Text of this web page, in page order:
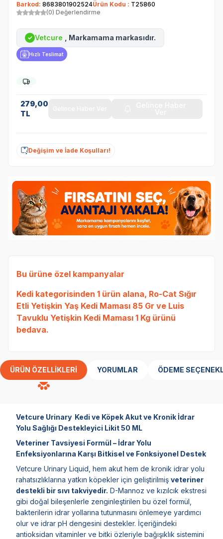
Barkod: 8683801902524Ürün Kodu : T25860
(0) Değerlendirme
✓ Vetcure , Markamama markasıdır.
Hızlı Teslimat
279,00
TL
Değişim ve İade Koşulları!
Bu ürüne özel kampanyalar
Kedi kategorisinden 1 ürün alana, Ro-Cat Sığır
Etli Yetişkin Yaş Kedi Maması 85 Gr ve Luis
Tavuklu Yetişkin Kedi Maması 1 Kg ürünü
bedava.
ÜRÜN ÖZELLIKLERI YORUMLAR ÖDEME
Vetcure Urinary Kedi ve Köpek Akut ve Kronik İdrar
Yolu Sağlığı Destekleyici Likit 50 ML
Veteriner Tavsiyesi Formül – İdrar Yolu
Enfeksiyonlarına Karşı Bitkisel ve Fonksiyonel Destek
Vetcure Urinary Liquid, hem akut hem de kronik idrar yolu
rahatsızlıklarına yatkın köpekler için geliştirilmiş veteriner
destekli bir sıvı takviyedir. D-Mannoz ve kızılcık ekstresi
gibi doğal bileşenlerle zenginleştirilen bu özel formül,
bakterilerin idrar yollarına tutunmasını önlemeye yardımcı
olur ve idrar pH dengesini destekler. İçeriğindeki
antioksidan vitaminler ve bitki özleriyle bağışıklık sistemini